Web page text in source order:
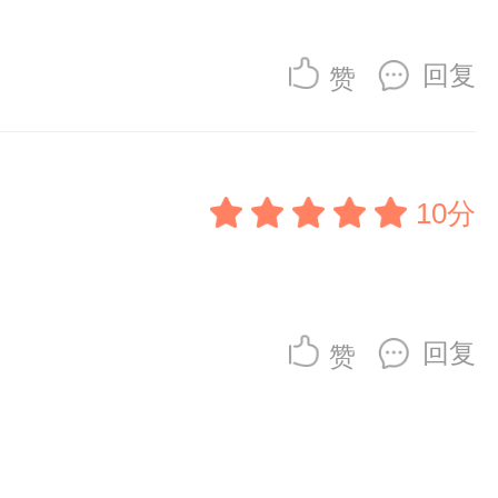
回复
赞
10分
回复
赞